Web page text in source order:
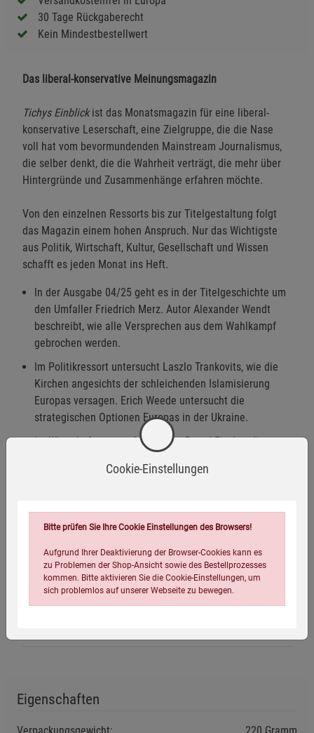
30 Tage Rückgaberecht
Kein Mindestbestellwert
Das liberal-konservative Meinungsmagazin
Tichys Einblickist das Monatsmagazin für eine liberal-
konservative Leserschaft, eine Zielgruppe, die die Nase
voll hat vom bevormundenden Mainstream Journalismus,
die selber denkt, die die Wahrheit verträgt, die mehr über
Hintergründe und Zusammenhänge erfahren möchte.
Von den einzelnen Ressorts bis zur Titelgestaltung folgt
das Magazin einem hohen Anspruch. Nur das Wichtigste
aus Politik, Wirtschaft, Kultur, Gesellschaft und Wissen
schafft es jeden Monat ins Heft.
In der Ausgabe 04/25 geht es in der Titelgeschichte um
den Umfaller Friedrich Merz. Autor Alexander Wendt
beschreibt, wie alle Versprechen aus dem Wahlkampf
gebrochen werden.
Im Politikressort untersucht Laszlo Trankovits, wie die
Kirchen angesichts der schleichenden Islamisierung
Europas versagen. Erich Weede untersucht die
strategischen Optionen Europas in der Ukraine.
Im Wirtschaftsressort beleuchtet Bernd Fischer die
Grenzausgleichssteuer. Peter Heller analysiert, warum
passiert, den Windräder nach dem Ende ihrer
In der Kultur erinnert Wolfgang Herles anlässlich des
300. Geburtstages an das aufregende Leben Casanovas.
Eigenschaften
Cookie-Einstellungen
Bitte prüfen Sie Ihre Cookie Einstellungen des Browsers!
Aufgrund Ihrer Deaktivierung der Browser-Cookies kann es
zu Problemen der Shop-Ansicht sowie des Bestellprozesses
kommen. Bitte aktivieren Sie die Cookie-Einstellungen, um
sich problemlos auf unserer Webseite zu bewegen.